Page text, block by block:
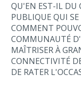
QU'EN EST-IL DU
PUBLIQUE QUI
COMMENT
COMMUNAUTÉ
MAÎTRISER À
CONNECTIVITÉ
DE RATER